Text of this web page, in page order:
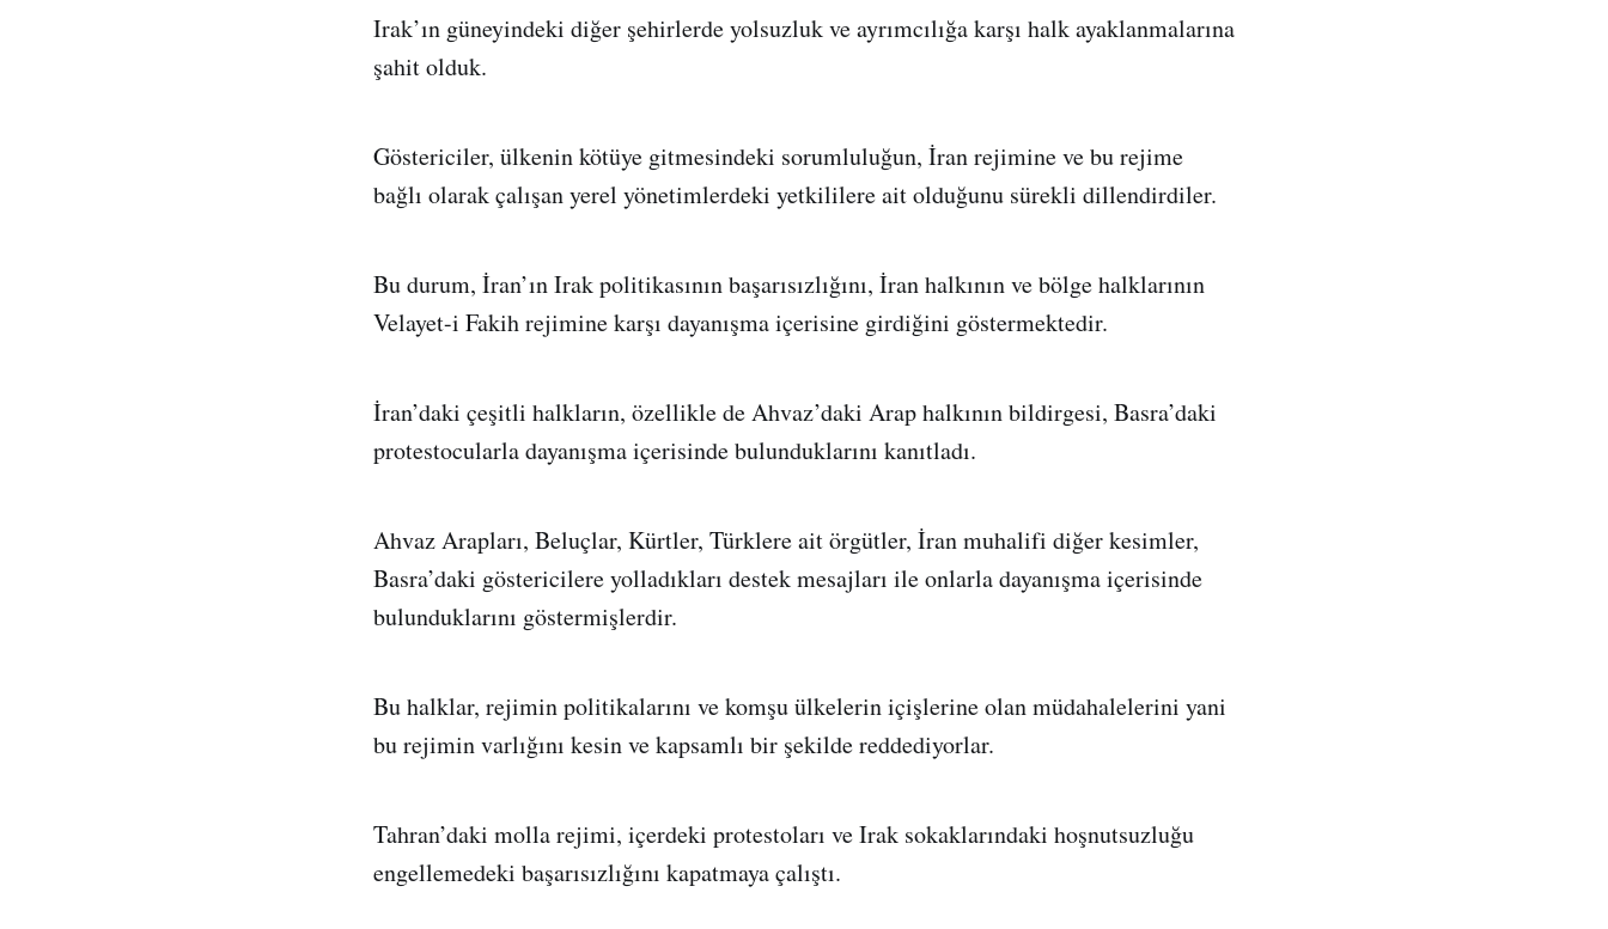
Irak’ın güneyindeki diğer şehirlerde yolsuzluk ve ayrımcılığa karşı halk ayaklanmalarına
şahit olduk.
Göstericiler, ülkenin kötüye gitmesindeki sorumluluğun, İran rejimine ve bu rejime
bağlı olarak çalışan yerel yönetimlerdeki yetkililere ait olduğunu sürekli dillendirdiler.
Bu durum, İran’ın Irak politikasının başarısızlığını, İran halkının ve bölge halklarının
Velayet-i Fakih rejimine karşı dayanışma içerisine girdiğini göstermektedir.
İran’daki çeşitli halkların, özellikle de Ahvaz’daki Arap halkının bildirgesi, Basra’daki
protestocularla dayanışma içerisinde bulunduklarını kanıtladı.
Ahvaz Arapları, Beluçlar, Kürtler, Türklere ait örgütler, İran muhalifi diğer kesimler,
Basra’daki göstericilere yolladıkları destek mesajları ile onlarla dayanışma içerisinde
bulunduklarını göstermişlerdir.
Bu halklar, rejimin politikalarını ve komşu ülkelerin içişlerine olan müdahalelerini yani
bu rejimin varlığını kesin ve kapsamlı bir şekilde reddediyorlar.
Tahran’daki molla rejimi, içerdeki protestoları ve Irak sokaklarındaki hoşnutsuzluğu
engellemedeki başarısızlığını kapatmaya çalıştı.